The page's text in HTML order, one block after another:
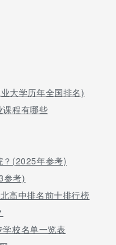
大学历年全国排名)
课程有哪些
？(2025年参考)
参考)
高中排名前十排行榜
校名单一览表